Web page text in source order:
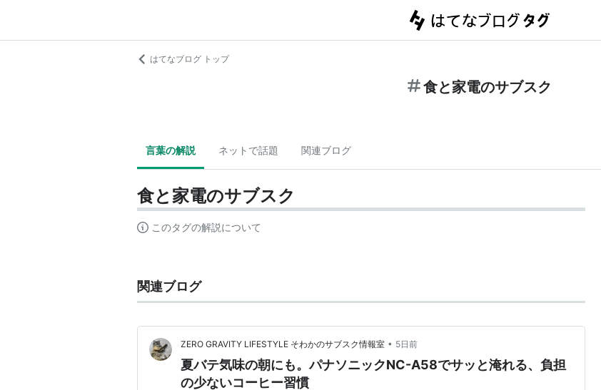
はてなブログ トップ
食と家電のサブスク
言葉の解説 ネットで話題 関連ブログ
食と家電のサブスク
このタグの解説について
関連ブログ
ZERO GRAVITY LIFESTYLE そわかのサブスク情報室 • 5日前
夏バテ気味の朝にも。パナソニックNC-A58でサッと淹れる、負担
の少ないコーヒー習慣